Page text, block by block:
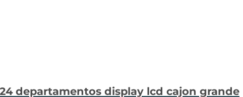
departamentos display lcd cajon grande